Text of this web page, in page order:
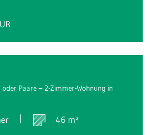
Paare – 2-Zimmer-Wohnung in
46 m²